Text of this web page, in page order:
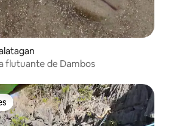
flutuante de Dambos